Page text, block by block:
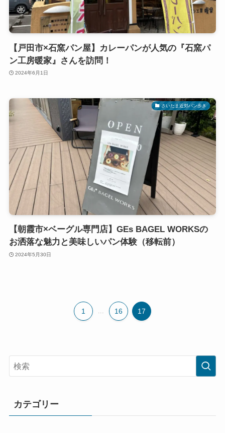
【戸田市×石窯パン屋】カレーパンが人気の『石窯パ
ン工房暖家』さんを訪問！
2024年6月1日
さいたま近郊パン歩き
【朝霞市×ベーグル専門店】GEs BAGEL WORKSの
お洒落な魅力と美味しいパン体験（移転前）
2024年5月30日
1 ... 16 17
カテゴリー